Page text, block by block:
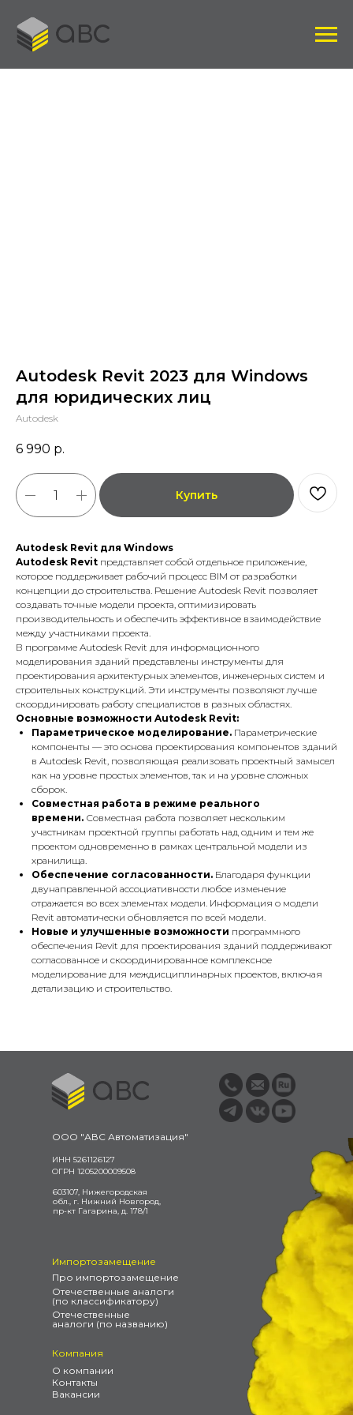
Autodesk Revit 2023 для Windows
для юридических лиц
Autodesk
6 990 р.
Купить
Autodesk Revit для Windows
Autodesk Revit представляет собой отдельное приложение,
которое поддерживает рабочий процесс BIM от разработки
концепции до строительства. Решение Autodesk Revit позволяет
создавать точные модели проекта, оптимизировать
производительность и обеспечить эффективное взаимодействие
между участниками проекта.
В программе Autodesk Revit для информационного
моделирования зданий представлены инструменты для
проектирования архитектурных элементов, инженерных систем и
строительных конструкций. Эти инструменты позволяют лучше
скоординировать работу специалистов в разных областях.
Основные возможности Autodesk Revit:
Параметрическое моделирование. Параметрические
компоненты — это основа проектирования компонентов зданий
в Autodesk Revit, позволяющая реализовать проектный замысел
как на уровне простых элементов, так и на уровне сложных
сборок.
Совместная работа в режиме реального
времени. Совместная работа позволяет нескольким
участникам проектной группы работать над одним и тем же
проектом одновременно в рамках центральной модели из
хранилища.
Обеспечение согласованности. Благодаря функции
двунаправленной ассоциативности любое изменение
отражается во всех элементах модели. Информация о модели
Revit автоматически обновляется по всей модели.
Новые и улучшенные возможности программного
обеспечения Revit для проектирования зданий поддерживают
согласованное и скоординированное комплексное
моделирование для междисциплинарных проектов, включая
детализацию и строительство.
ИНН 5261126127
ОГРН 1205200009508
ООО "АВС Автоматизация"
603107, Нижегородская
обл., г. Нижний Новгород,
пр-кт Гагарина, д. 178/1
Отечественные
аналоги (по названию)
Про импортозамещение
Импортозамещение
Отечественные аналоги
(по классификатору)
Контакты
О компании
Компания
Вакансии